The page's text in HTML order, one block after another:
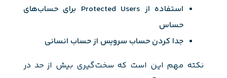
استفاده از Protected Users برای حساب‌های
حساس
جدا کردن حساب سرویس از حساب انسانی
نکته مهم این است که سخت‌گیری بیش از حد در